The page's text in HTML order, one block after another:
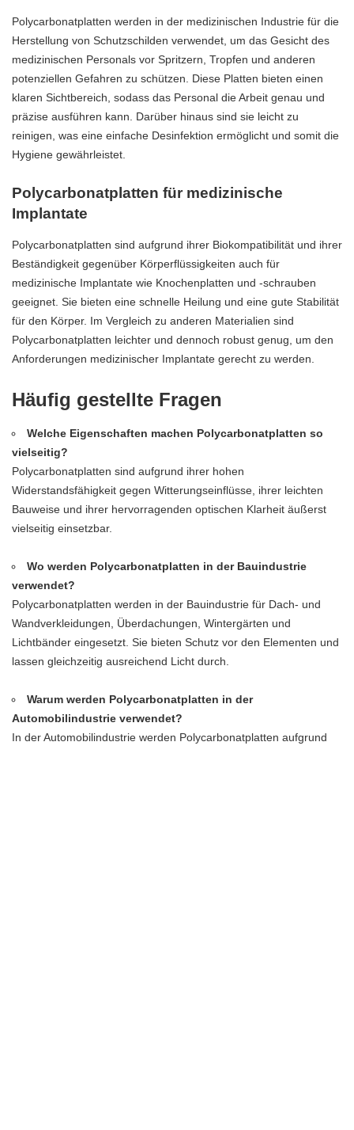
Polycarbonatplatten werden in der medizinischen Industrie für die
Herstellung von Schutzschilden verwendet, um das Gesicht des
medizinischen Personals vor Spritzern, Tropfen und anderen
potenziellen Gefahren zu schützen. Diese Platten bieten einen
klaren Sichtbereich, sodass das Personal die Arbeit genau und
präzise ausführen kann. Darüber hinaus sind sie leicht zu
reinigen, was eine einfache Desinfektion ermöglicht und somit die
Hygiene gewährleistet.
Polycarbonatplatten für medizinische
Implantate
Polycarbonatplatten sind aufgrund ihrer Biokompatibilität und ihrer
Beständigkeit gegenüber Körperflüssigkeiten auch für
medizinische Implantate wie Knochenplatten und -schrauben
geeignet. Sie bieten eine schnelle Heilung und eine gute Stabilität
für den Körper. Im Vergleich zu anderen Materialien sind
Polycarbonatplatten leichter und dennoch robust genug, um den
Anforderungen medizinischer Implantate gerecht zu werden.
Häufig gestellte Fragen
Welche Eigenschaften machen Polycarbonatplatten so
vielseitig?
Polycarbonatplatten sind aufgrund ihrer hohen
Widerstandsfähigkeit gegen Witterungseinflüsse, ihrer leichten
Bauweise und ihrer hervorragenden optischen Klarheit äußerst
vielseitig einsetzbar.
Wo werden Polycarbonatplatten in der Bauindustrie
verwendet?
Polycarbonatplatten werden in der Bauindustrie für Dach- und
Wandverkleidungen, Überdachungen, Wintergärten und
Lichtbänder eingesetzt. Sie bieten Schutz vor den Elementen und
lassen gleichzeitig ausreichend Licht durch.
Warum werden Polycarbonatplatten in der
Automobilindustrie verwendet?
In der Automobilindustrie werden Polycarbonatplatten aufgrund